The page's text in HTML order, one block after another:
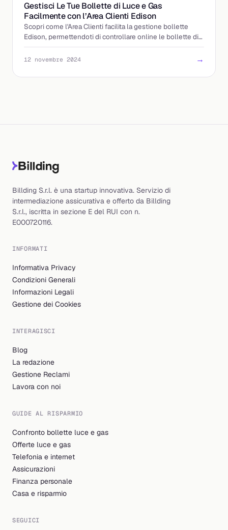
Gestisci Le Tue Bollette di Luce e Gas
Facilmente con l’Area Clienti Edison
Scopri come l'Area Clienti facilita la gestione bollette
Edison, permettendoti di controllare online le bollette di
luce e gas e i consumi.
12 novembre 2024 →
Billding S.r.l. è una startup innovativa. Servizio di
intermediazione assicurativa e offerto da Billding
S.r.l., iscritta in sezione E del RUI con n.
E000720116.
INFORMATI
Informativa Privacy
Condizioni Generali
Informazioni Legali
Gestione dei Cookies
INTERAGISCI
Blog
La redazione
Gestione Reclami
Lavora con noi
GUIDE AL RISPARMIO
Confronto bollette luce e gas
Offerte luce e gas
Telefonia e internet
Assicurazioni
Finanza personale
Casa e risparmio
SEGUICI